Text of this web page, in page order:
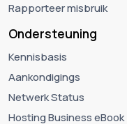
Rapporteer misbruik
Ondersteuning
Kennisbasis
Aankondigings
Netwerk Status
Hosting Business eBook